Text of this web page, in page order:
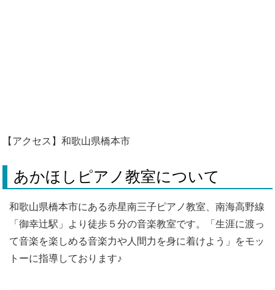
【アクセス】和歌山県橋本市
あかほしピアノ教室について
和歌山県橋本市にある赤星南三子ピアノ教室、南海高野線
「御幸辻駅」より徒歩５分の音楽教室です。「生涯に渡っ
て音楽を楽しめる音楽力や人間力を身に着けよう」をモッ
トーに指導しております♪